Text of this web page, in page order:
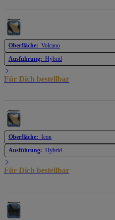
Oberfläche: Volcano
Ausführung: Hybrid
Für Dich bestellbar
Oberfläche: Icon
Ausführung: Hybrid
Für Dich bestellbar